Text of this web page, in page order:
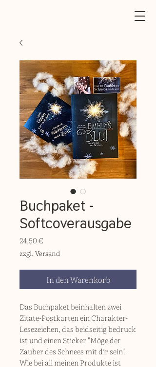
Buchpaket -
Softcoverausgabe
24,50 €
zzgl. Versand
In den Warenkorb
Das Buchpaket beinhalten zwei
Zitate-Postkarten ein Charakter-
Lesezeichen, das beidseitig bedruck
ist und einen Sticker "Möge der
Zauber des Schnees mit dir sein".
Wie bei all meinen Produkte ist